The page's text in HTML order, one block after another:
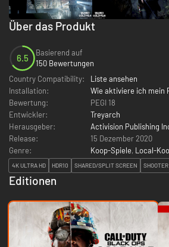
Über das Produkt
6.5
Basierend auf
150 Bewertungen
Country Compatibility:
Liste ansehen
Installation:
Wie aktiviere ich mein
Bewertung:
PEGI 18
Entwickler:
Treyarch
Herausgeber:
Activision Publishing
Release:
15 Dezember 2020
Genre:
Koop-Spiele, Local-
4K ULTRA HD HDR10 SHARED/SPLIT SCREEN SHOOTER
Editionen